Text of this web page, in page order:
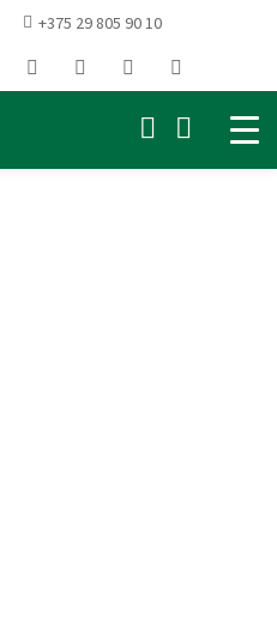
+375 29 805 90 10
Бескаркасный пуф Куб Светло-